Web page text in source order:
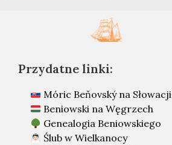
Przydatne linki:
Móric Beňovský na Słowacji
Beniowski na Węgrzech
Genealogia Beniowskiego
Ślub w Wielkanocy